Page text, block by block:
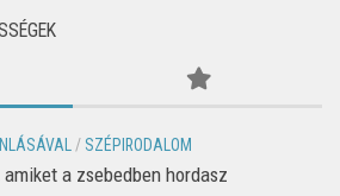
/ SZÉPIRODALOM
a zsebedben hordasz